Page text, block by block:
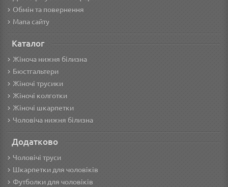
Обмін та повернення
Мапа сайту
Каталог
Жіноча нижня білизна
Бюстгальтери
Жіночі трусики
Жіночі колготки
Жіночі шкарпетки
Чоловіча нижня білизна
Додатково
Чоловічі труси
Шкарпетки для чоловіків
Футболки для чоловіків